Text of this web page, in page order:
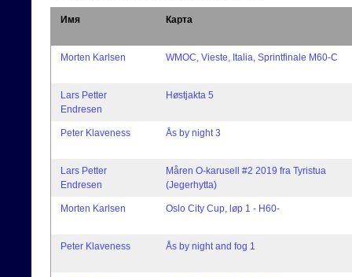
Имя Карта
Morten Karlsen WMOC, Vieste, Italia, Sprintfinale M60-C
Lars Petter
Endresen
Høstjakta 5
Peter Klaveness Ås by night 3
Lars Petter
Endresen
Måren O-karusell #2 2019 fra Tyristua
(Jegerhytta)
Morten Karlsen Oslo City Cup, løp 1 - H60-
Peter Klaveness Ås by night and fog 1